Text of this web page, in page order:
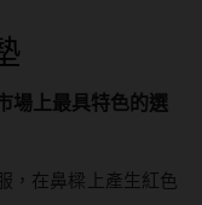
場上最具特色的選
，在鼻樑上產生紅色